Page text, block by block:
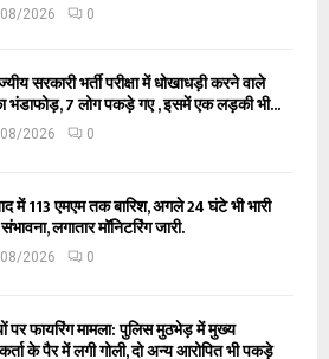
2026 0
सरकारी भर्ती परीक्षा में धोखाधड़ी करने वाले
भंडाफोड़, 7 लोग पकड़े गए , इसमें एक लड़की भी...
2026 0
में 113 एमएम तक बारिश, अगले 24 घंटे भी भारी
संभावना, लगातार मॉनिटरिंग जारी.
2026 0
पर फायरिंग मामला: पुलिस मुठभेड़ में मुख्य
के पैर में लगी गोली, दो अन्य आरोपित भी पकड़े